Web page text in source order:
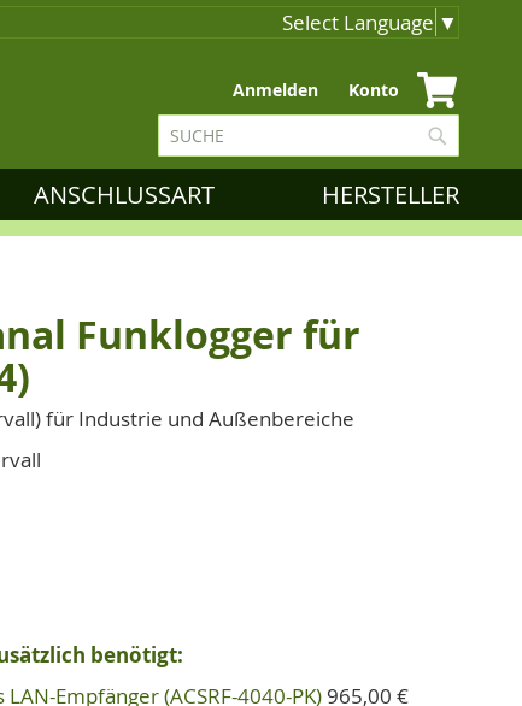
Select Language ▼
Zum
Inhalt
springen
Anmelden Konto
Suche
ANSCHLUSSART HERSTELLER
Funklogger für
für Industrie und Außenbereiche
benötigt:
Empfänger (ACSRF-4040-PK) 965,00 €